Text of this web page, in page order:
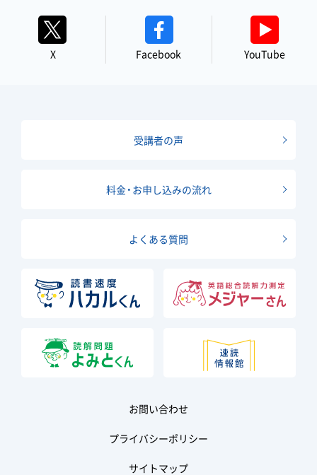
X Facebook YouTube
受講者の声
料金・お申し込みの流れ
よくある質問
お問い合わせ
プライバシーポリシー
サイトマップ